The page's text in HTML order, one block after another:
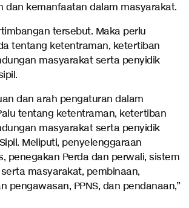
dan kemanfaatan dalam masyarakat.
tersebut. Maka perlu
tentang ketentraman, ketertiban
masyarakat serta penyidik
dan arah pengaturan dalam
tentang ketentraman, ketertiban
masyarakat serta penyidik
Meliputi, penyelenggaraan
penegakan Perda dan perwali, sistem
masyarakat, pembinaan,
pengawasan, PPNS, dan pendanaan,”